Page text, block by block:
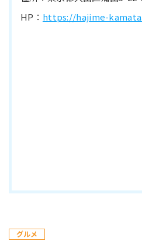
HP： https://hajime-
グルメ